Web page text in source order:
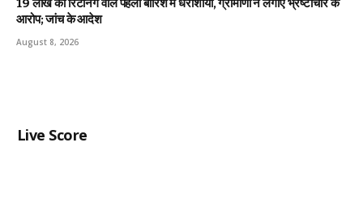
19 लाख का रिटर्निंग वॉल पहली बारिश में धराशायी, ग्रामीणों ने लगाए भ्रष्टाचार के
आरोप; जांच के आदेश
August 8, 2026
Live Score